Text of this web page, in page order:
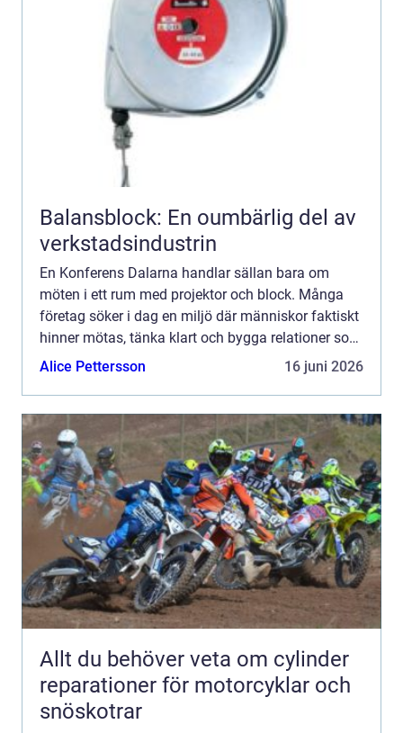
Balansblock: En oumbärlig del av
verkstadsindustrin
En Konferens Dalarna handlar sällan bara om
möten i ett rum med projektor och block. Många
företag söker i dag en miljö där människor faktiskt
hinner mötas, tänka klart och bygga relationer som
håller längre än själva konferensen. Dalarna
Alice Pettersson 16 juni 2026
Allt du behöver veta om cylinder
reparationer för motorcyklar och
snöskotrar